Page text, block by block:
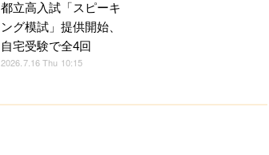
都立高入試「スピーキ
ング模試」提供開始、
自宅受験で全4回
2026.7.16 Thu 10:15